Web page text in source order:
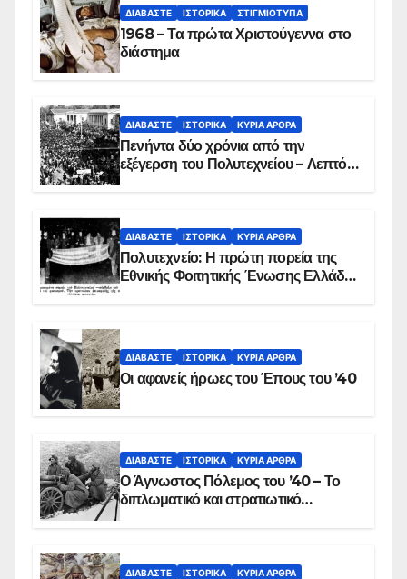
ΔΙΑΒΆΣΤΕ ΙΣΤΟΡΙΚΆ ΣΤΙΓΜΙΌΤΥΠΑ
1968 – Τα πρώτα Χριστούγεννα στο
διάστημα
ΔΙΑΒΆΣΤΕ ΙΣΤΟΡΙΚΆ ΚΥΡΙΑ ΑΡΘΡΑ
Πενήντα δύο χρόνια από την
εξέγερση του Πολυτεχνείου – Λεπτό
ΔΙΑΒΆΣΤΕ ΙΣΤΟΡΙΚΆ ΚΥΡΙΑ ΑΡΘΡΑ
Πολυτεχνείο: Η πρώτη πορεία της
Εθνικής Φοιτητικής Ένωσης Ελλάδος
ΔΙΑΒΆΣΤΕ ΙΣΤΟΡΙΚΆ ΚΥΡΙΑ ΑΡΘΡΑ
Οι αφανείς ήρωες του Έπους του ’40
ΔΙΑΒΆΣΤΕ ΙΣΤΟΡΙΚΆ ΚΥΡΙΑ ΑΡΘΡΑ
Ο Άγνωστος Πόλεμος του ’40 – Το
διπλωματικό και στρατιωτικό
ΔΙΑΒΆΣΤΕ ΙΣΤΟΡΙΚΆ ΚΥΡΙΑ ΑΡΘΡΑ